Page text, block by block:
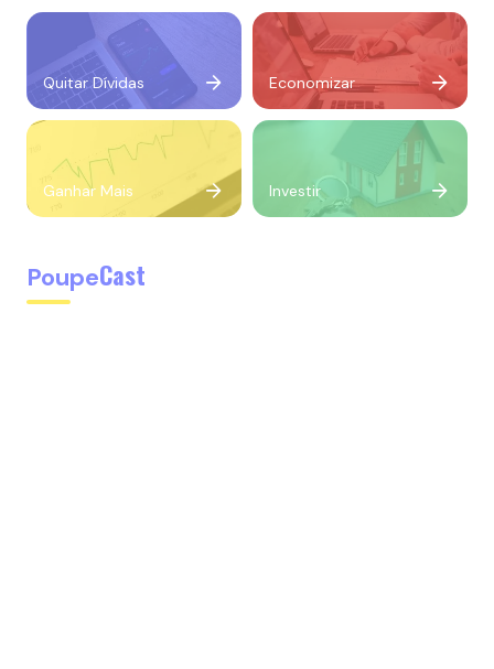
Quitar Dívidas Economizar
Ganhar Mais Investir
PoupeCast